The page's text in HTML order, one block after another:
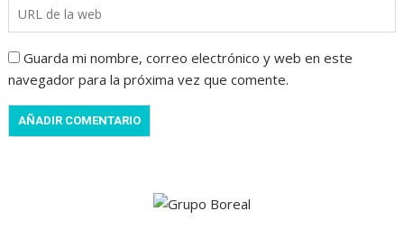
Guarda mi nombre, correo electrónico y web en este
navegador para la próxima vez que comente.